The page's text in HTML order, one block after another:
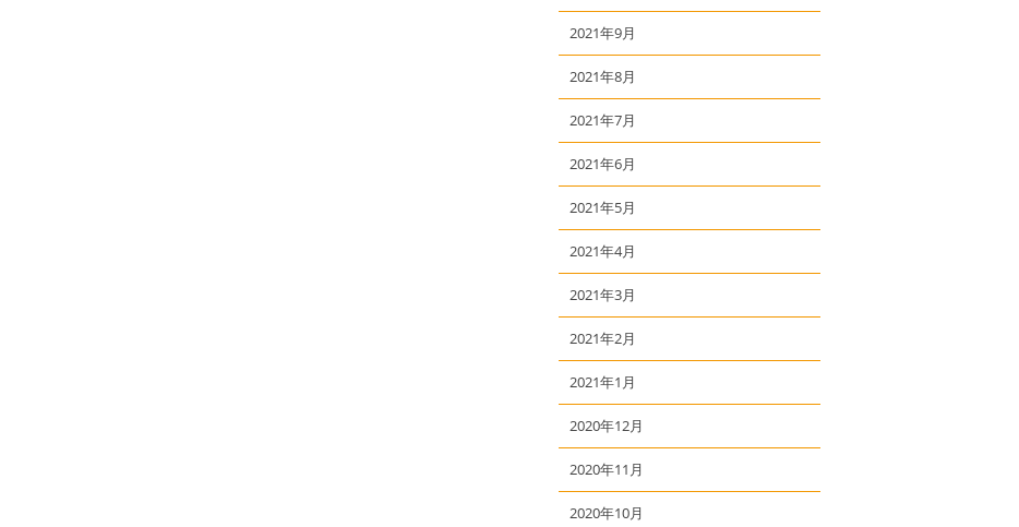
2021年9月
2021年8月
2021年7月
2021年6月
2021年5月
2021年4月
2021年3月
2021年2月
2021年1月
2020年12月
2020年11月
2020年10月